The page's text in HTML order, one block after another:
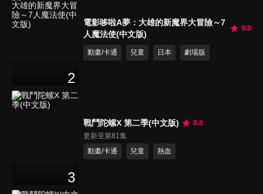
2
電影哆啦A夢：大雄的新魔界大冒險～7
人魔法使(中文版)
9.8
動畫/卡通 兒童 日本 劇場版
3
戰鬥陀螺X 第二季(中文版)
8.8
更新至第81集
動畫/卡通
兒童 熱血